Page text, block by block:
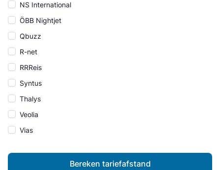
NS International
ÖBB Nightjet
Qbuzz
R-net
RRReis
Syntus
Thalys
Veolia
Vias
Bereken tariefafstand